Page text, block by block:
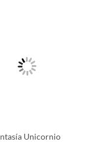
Unicornio